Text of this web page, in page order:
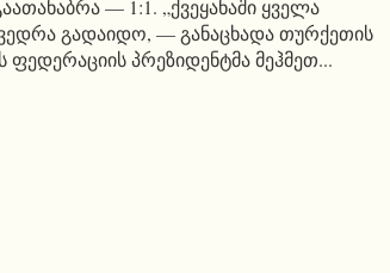
— 1:1. „ქვეყანაში ყველა
გადაიდო, — განაცხადა თურქეთის
ფედერაციის პრეზიდენტმა მეჰმეთ...